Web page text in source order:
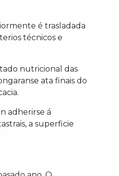
é trasladada
técnicos e
nutricional das
ata finais do
adherirse á
a superficie